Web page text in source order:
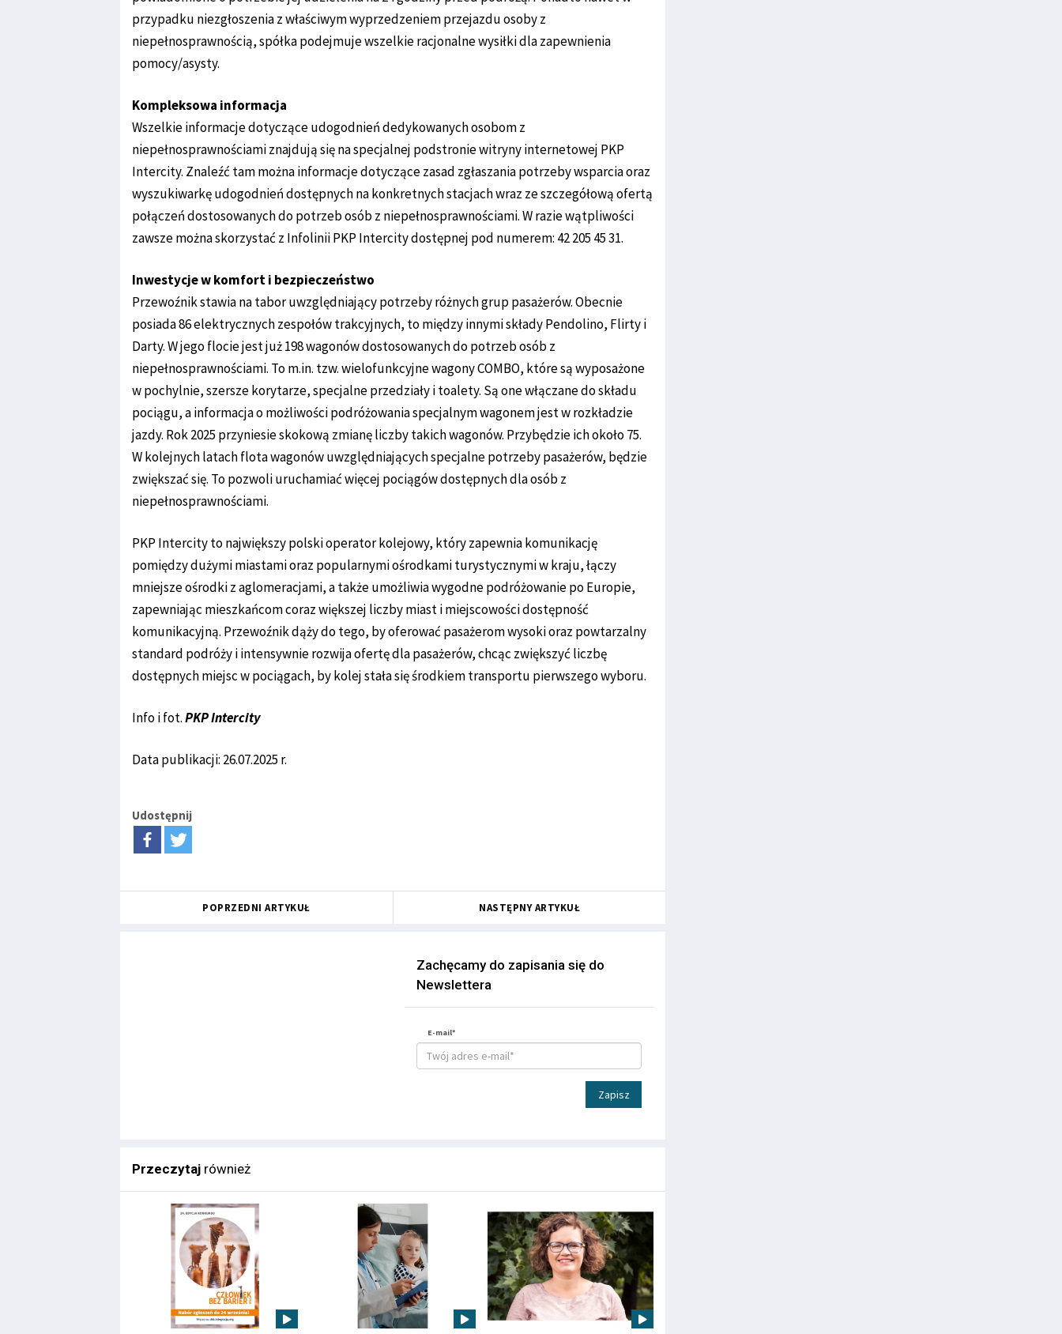
przypadku niezgłoszenia z właściwym wyprzedzeniem przejazdu osoby z
niepełnosprawnością, spółka podejmuje wszelkie racjonalne wysiłki dla zapewnienia
pomocy/asysty.
Kompleksowa informacja
Wszelkie informacje dotyczące udogodnień dedykowanych osobom z
niepełnosprawnościami znajdują się na specjalnej podstronie witryny internetowej PKP
Intercity. Znaleźć tam można informacje dotyczące zasad zgłaszania potrzeby wsparcia oraz
wyszukiwarkę udogodnień dostępnych na konkretnych stacjach wraz ze szczegółową ofertą
połączeń dostosowanych do potrzeb osób z niepełnosprawnościami. W razie wątpliwości
zawsze można skorzystać z Infolinii PKP Intercity dostępnej pod numerem: 42 205 45 31.
Inwestycje w komfort i bezpieczeństwo
Przewoźnik stawia na tabor uwzględniający potrzeby różnych grup pasażerów. Obecnie
posiada 86 elektrycznych zespołów trakcyjnych, to między innymi składy Pendolino, Flirty i
Darty. W jego flocie jest już 198 wagonów dostosowanych do potrzeb osób z
niepełnosprawnościami. To m.in. tzw. wielofunkcyjne wagony COMBO, które są wyposażone
w pochylnie, szersze korytarze, specjalne przedziały i toalety. Są one włączane do składu
pociągu, a informacja o możliwości podróżowania specjalnym wagonem jest w rozkładzie
jazdy. Rok 2025 przyniesie skokową zmianę liczby takich wagonów. Przybędzie ich około 75.
W kolejnych latach flota wagonów uwzględniających specjalne potrzeby pasażerów, będzie
zwiększać się. To pozwoli uruchamiać więcej pociągów dostępnych dla osób z
niepełnosprawnościami.
PKP Intercity to największy polski operator kolejowy, który zapewnia komunikację
pomiędzy dużymi miastami oraz popularnymi ośrodkami turystycznymi w kraju, łączy
mniejsze ośrodki z aglomeracjami, a także umożliwia wygodne podróżowanie po Europie,
zapewniając mieszkańcom coraz większej liczby miast i miejscowości dostępność
komunikacyjną. Przewoźnik dąży do tego, by oferować pasażerom wysoki oraz powtarzalny
standard podróży i intensywnie rozwija ofertę dla pasażerów, chcąc zwiększyć liczbę
dostępnych miejsc w pociągach, by kolej stała się środkiem transportu pierwszego wyboru.
Info i fot.PKP Intercity
Data publikacji: 26.07.2025 r.
Udostępnij
POPRZEDNI ARTYKUŁ NASTĘPNY ARTYKUŁ
Zachęcamy do zapisania się do
Newslettera
E-mail*
Zapisz
Przeczytaj również